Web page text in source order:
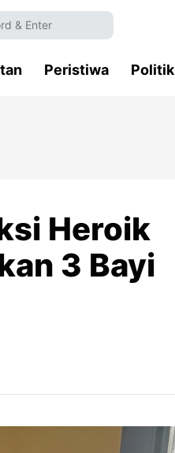
Peristiwa Politik
Heroik
3 Bayi